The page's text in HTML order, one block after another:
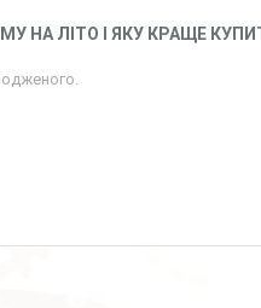
НА ЛІТО І ЯКУ КРАЩЕ